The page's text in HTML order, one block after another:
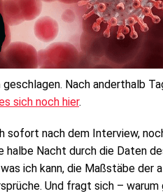
Nach anderthalb
sich noch hier.
sofort nach dem Interview,
halbe Nacht durch die Daten
ich kann, die Maßstäbe der
Und fragt sich –